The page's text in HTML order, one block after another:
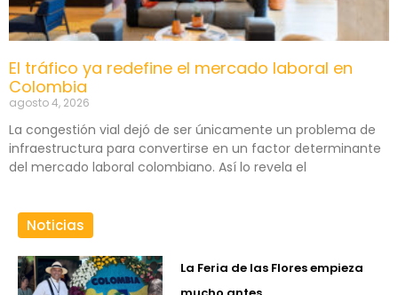
El tráfico ya redefine el mercado laboral en
Colombia
agosto 4, 2026
La congestión vial dejó de ser únicamente un problema de
infraestructura para convertirse en un factor determinante
del mercado laboral colombiano. Así lo revela el
Noticias
La Feria de las Flores empieza